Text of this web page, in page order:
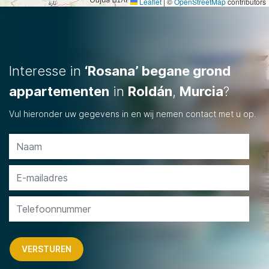
Interesse in ‘Rosana’ begane grond
appartementen in Roldán, Murcia?
Vul hieronder uw gegevens in en wij nemen contact met u op.